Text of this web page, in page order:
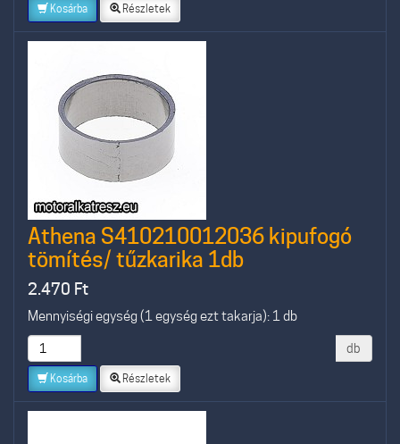
Kosárba Részletek
Athena S410210012036 kipufogó
tömítés/ tűzkarika 1db
2.470 Ft
Mennyiségi egység (1 egység ezt takarja): 1 db
db
Kosárba Részletek